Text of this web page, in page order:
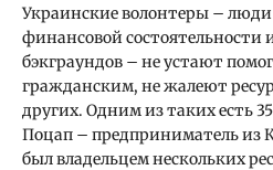
Украинские волонтеры – люди
финансовой
бэкграундов – не устают
гражданским, не жалеют
других. Одним из таких есть
Поцап – предприниматель из
был владельцем нескольких